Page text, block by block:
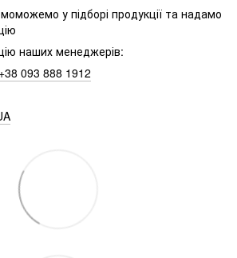
у підборі продукції та надамо
наших менеджерів:
+38 093 888 1912